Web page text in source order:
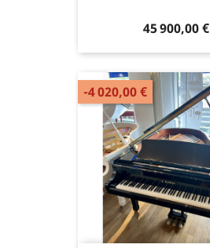
45 900,00 €
-4 020,00 €